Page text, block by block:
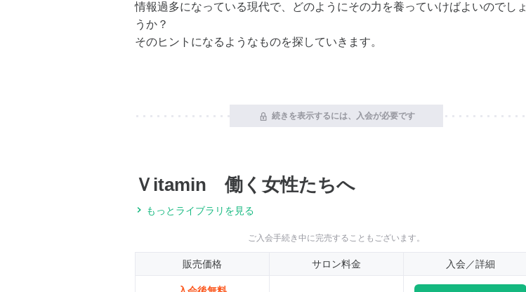
情報過多になっている現代で、どのようにその力を養っていけばよいのでしょ
うか？
そのヒントになるようなものを探していきます。
続きを表示するには、入会が必要です
Ｖitamin 働く女性たちへ
もっとライブラリを見る
ご入会手続き中に完売することもございます。
販売価格 サロン料金 入会／詳細